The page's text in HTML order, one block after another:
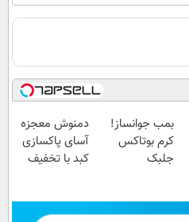
بمب جوانساز!
کرم بوتاکس
جلبک
دمنوش معجزه
آسای پاکسازی
کبد با تخفیف